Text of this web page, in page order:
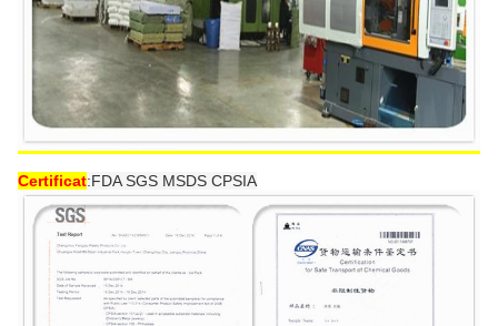
Certificat:FDA SGS MSDS CPSIA